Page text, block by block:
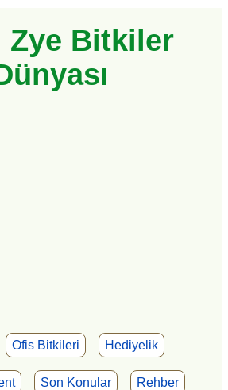
Zye Bitkiler
Ofis Bitkileri Hediyelik
Son Konular Rehber